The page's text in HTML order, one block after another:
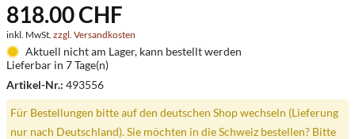
818.00 CHF
inkl. MwSt. zzgl. Versandkosten
Aktuell nicht am Lager, kann bestellt werden
Lieferbar in 7 Tage(n)
Artikel-Nr.: 493556
Für Bestellungen bitte auf den deutschen Shop wechseln (Lieferung
nur nach Deutschland). Sie möchten in die Schweiz bestellen? Bitte